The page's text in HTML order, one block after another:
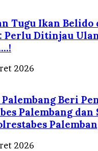
Tugu Ikan Belido
Perlu Ditinjau
2026
Palembang Beri
Palembang dan
2026